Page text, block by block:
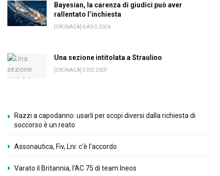
Bayesian, la carenza di giudici può aver
rallentato l’inchiesta
[CRONACA] 6 AGO 2026
Una sezione intitolata a Straulino
[CRONACA] 5 DIC 2007
Razzi a capodanno: usarli per scopi diversi dalla richiesta di
soccorso è un reato
Assonautica, Fiv, Lni: c'è l'accordo
Varato il Britannia, l’AC 75 di team Ineos